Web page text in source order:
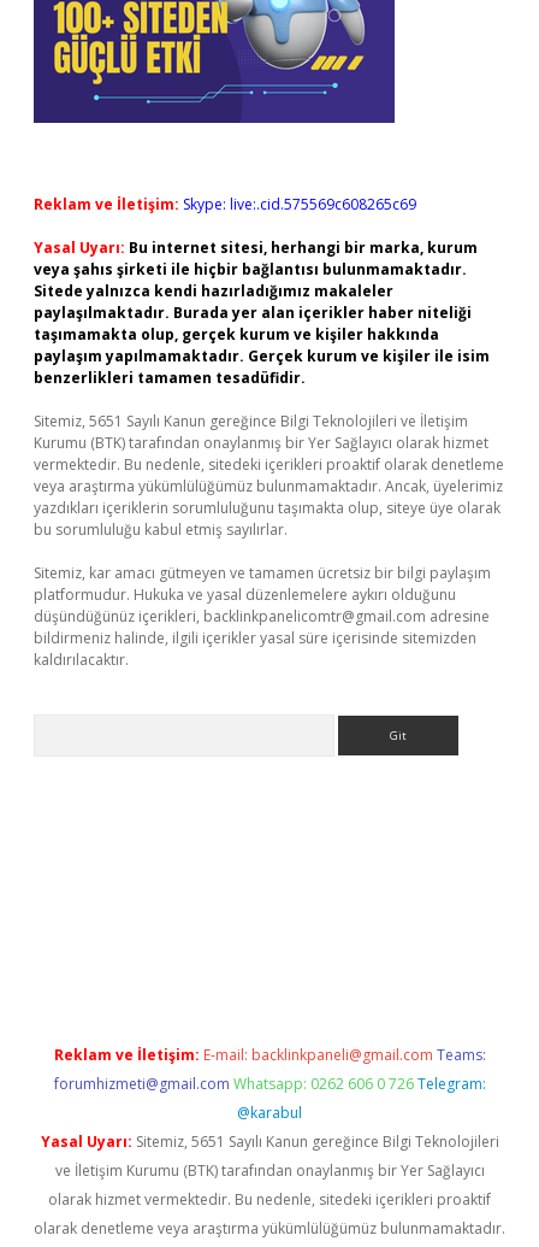
Reklam ve İletişim: Skype: live:.cid.575569c608265c69
Yasal Uyarı: Bu internet sitesi, herhangi bir marka, kurum
veya şahıs şirketi ile hiçbir bağlantısı bulunmamaktadır.
Sitede yalnızca kendi hazırladığımız makaleler
paylaşılmaktadır. Burada yer alan içerikler haber niteliği
taşımamakta olup, gerçek kurum ve kişiler hakkında
paylaşım yapılmamaktadır. Gerçek kurum ve kişiler ile isim
benzerlikleri tamamen tesadüfidir.
Sitemiz, 5651 Sayılı Kanun gereğince Bilgi Teknolojileri ve İletişim
Kurumu (BTK) tarafından onaylanmış bir Yer Sağlayıcı olarak hizmet
vermektedir. Bu nedenle, sitedeki içerikleri proaktif olarak denetleme
veya araştırma yükümlülüğümüz bulunmamaktadır. Ancak, üyelerimiz
yazdıkları içeriklerin sorumluluğunu taşımakta olup, siteye üye olarak
bu sorumluluğu kabul etmiş sayılırlar.
Sitemiz, kar amacı gütmeyen ve tamamen ücretsiz bir bilgi paylaşım
platformudur. Hukuka ve yasal düzenlemelere aykırı olduğunu
düşündüğünüz içerikleri, backlinkpanelicomtr@gmail.com adresine
bildirmeniz halinde, ilgili içerikler yasal süre içerisinde sitemizden
kaldırılacaktır.
Reklam ve İletişim: E-mail: backlinkpaneli@gmail.com Teams:
forumhizmeti@gmail.com Whatsapp: 0262 606 0 726 Telegram:
@karabul
Yasal Uyarı: Sitemiz, 5651 Sayılı Kanun gereğince Bilgi Teknolojileri
ve İletişim Kurumu (BTK) tarafından onaylanmış bir Yer Sağlayıcı
olarak hizmet vermektedir. Bu nedenle, sitedeki içerikleri proaktif
olarak denetleme veya araştırma yükümlülüğümüz bulunmamaktadır.